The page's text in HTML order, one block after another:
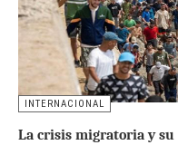
INTERNACIONAL
La crisis migratoria y su